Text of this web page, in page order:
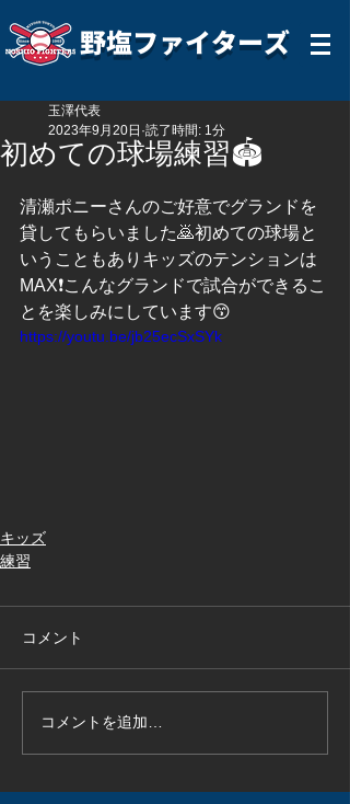
野塩ファイターズ
初めての球場練習🏟️
玉澤代表
2023年9月20日 読了時間: 1分
清瀬ポニーさんのご好意でグランドを
貸してもらいました🙇初めての球場と
いうこともありキッズのテンションは
MAX❗️こんなグランドで試合ができるこ
とを楽しみにしています😙
https://youtu.be/jb25ecSxSYk
キッズ
練習
コメント
コメントを追加…